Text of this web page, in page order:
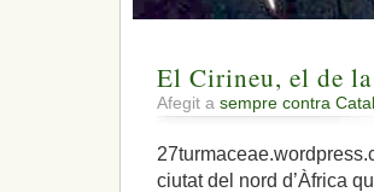
El Cirineu, el de
Afegit a sempre contra
ciutat del nord d’Àfrica